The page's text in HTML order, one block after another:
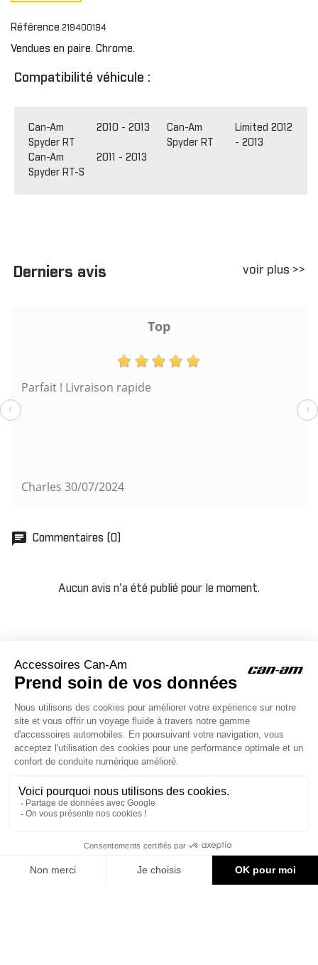
Référence 219400194
Vendues en paire. Chrome.
AJOUTER AU PANIER
Compatibilité véhicule :
Can-Am
Spyder RT
2010 - 2013
Can-Am
Spyder RT-S
2011 - 2013
Can-Am
Spyder RT
Limited 2012
- 2013
Derniers avis voir plus >>
Top
Parfait ! Livraison rapide
Charles 30/07/2024
‹ ›
chat Commentaires (0)
Aucun avis n'a été publié pour le moment.
ACCESSOIRES CAN-AM
Le site d'accessoires Can-Am vous propose des accessoires d'origine
pour équiper votre véhicule 3 roues (On Road) ou votre véhicule tout
© Groupe Legrand 2025